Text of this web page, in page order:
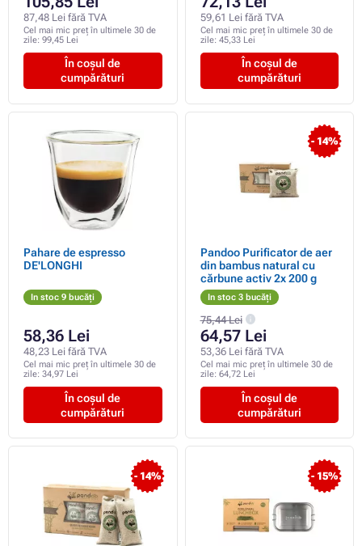
87,48 Lei fără TVA
Cel mai mic preț în ultimele 30 de
zile: 99,45 Lei
În coșul de
cumpărături
59,61 Lei fără TVA
Cel mai mic preț în ultimele 30 de
zile: 45,33 Lei
În coșul de
cumpărături
Pahare de espresso
DE'LONGHI
In stoc 9 bucăți
58,36 Lei
48,23 Lei fără TVA
Cel mai mic preț în ultimele 30 de
zile: 34,97 Lei
În coșul de
cumpărături
- 14%
Pandoo Purificator de aer
din bambus natural cu
cărbune activ 2x 200 g
In stoc 3 bucăți
75,44 Lei
64,57 Lei
53,36 Lei fără TVA
Cel mai mic preț în ultimele 30 de
zile: 64,72 Lei
În coșul de
cumpărături
- 14% - 15%